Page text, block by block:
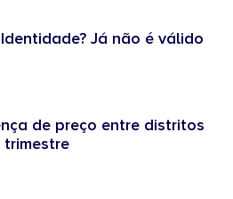
Já não é válido
de preço entre distritos
trimestre